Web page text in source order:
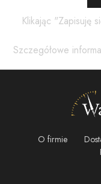
Klikając "Zapisuję
Szczegółowe
O firmie